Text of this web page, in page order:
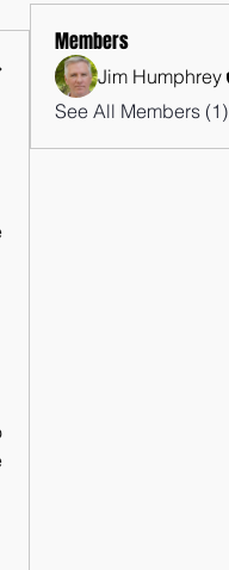
Members
Jim Humphrey
See All Members (1)